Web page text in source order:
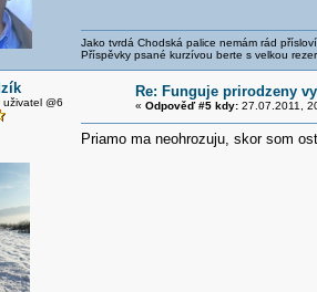
Jako tvrdá Chodská palice nemám rád
Příspěvky psané kurzívou berte s velkou
uživatel @6
Re: Funguje prirodzeny
« Odpověď #5 kdy:27.07.2011,
Priamo ma neohrozuju, skor som